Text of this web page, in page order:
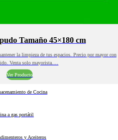
Tamaño 45×180 cm
la limpieza de tus espacios. Precio por mayor con
Venta solo mayorista.…
Ver Producto
de Cocina
a gas portátil
y Aceiteros